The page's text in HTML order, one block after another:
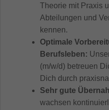
Theorie mit Praxis
Abteilungen und
kennen.
Optimale
Berufsleben:
(m/w/d) betreuen
Dich durch
Sehr gute
wachsen